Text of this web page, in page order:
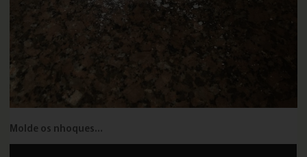
Molde os nhoques…